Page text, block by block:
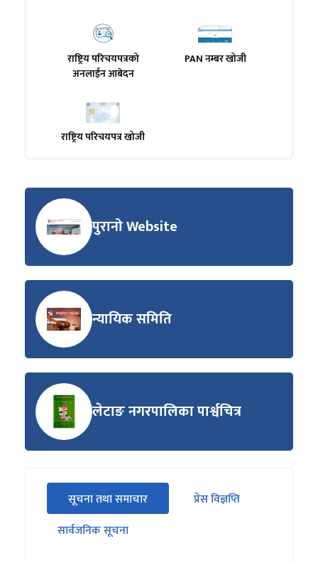
राष्ट्रिय परिचयपत्रको
अनलाईन आबेदन
PAN नम्बर खोजी
राष्ट्रिय परिचयपत्र खोजी
पुरानो Website
न्यायिक समिति
लेटाङ नगरपालिका पार्श्वचित्र
सीधा
पहिलो
ट्याबको
सूचना तथा समाचार
(सक्रिय ट्याब)
प्रेस विज्ञप्ति
सार्वजनिक सूचना